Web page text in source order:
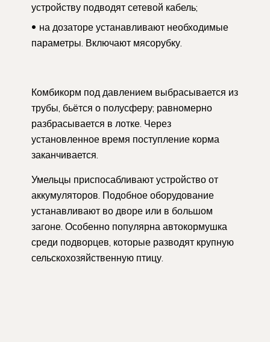
устройству подводят сетевой кабель;
на дозаторе устанавливают необходимые
параметры. Включают мясорубку.
Комбикорм под давлением выбрасывается из
трубы, бьётся о полусферу; равномерно
разбрасывается в лотке. Через
установленное время поступление корма
заканчивается.
Умельцы приспосабливают устройство от
аккумуляторов. Подобное оборудование
устанавливают во дворе или в большом
загоне. Особенно популярна автокормушка
среди подворцев, которые разводят крупную
сельскохозяйственную птицу.